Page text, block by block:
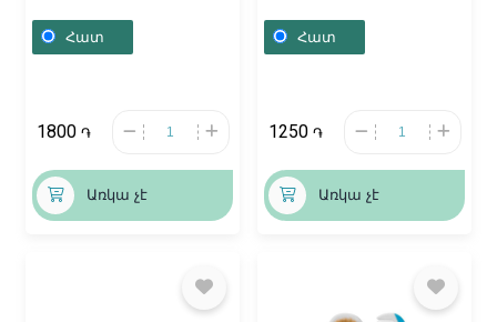
Հատ
1800 ֏
Առկա չէ
«Бромгексин» 60մլ,
Գերմանիա
Հատ
1250 ֏
Առկա չէ